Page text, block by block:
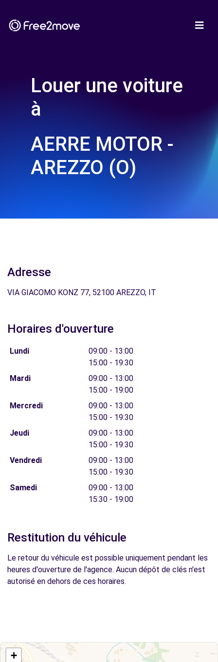
Louer une voiture
à
AERRE MOTOR -
AREZZO (O)
Adresse
VIA GIACOMO KONZ 77, 52100 AREZZO, IT
Horaires d'ouverture
Lundi
09:00 - 13:00
15:00 - 19:30
Mardi
09:00 - 13:00
15:00 - 19:00
Mercredi
09:00 - 13:00
15:00 - 19:30
Jeudi
09:00 - 13:00
15:00 - 19:30
Vendredi
09:00 - 13:00
15:00 - 19:30
Samedi
09:00 - 13:00
15:30 - 19:00
Restitution du véhicule
Le retour du véhicule est possible uniquement pendant les
heures d'ouverture de l'agence. Aucun dépôt de clés n'est
autorisé en dehors de ces horaires.
+